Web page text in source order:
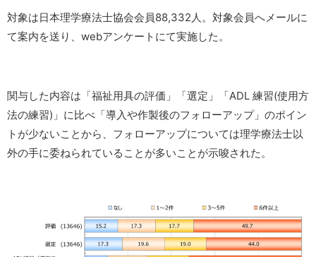
対象は日本理学療法士協会会員88,332人。対象会員へメールに
て案内を送り、webアンケートにて実施した。
関与した内容は「福祉用具の評価」「選定」「ADL 練習(使用方
法の練習)」に比べ「導入や作製後のフォローアップ」のポイン
トが少ないことから、フォローアップについては理学療法士以
外の手に委ねられていることが多いことが示唆された。